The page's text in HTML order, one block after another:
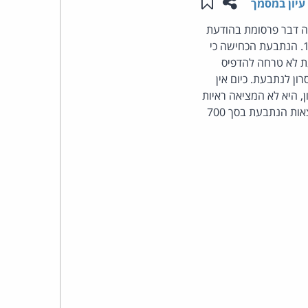
עיון במסמך
דבר פרסומת בהודעת
SMS, ללא רשותה או הסכמתה ובניגוד לסעיף 30א לחוק התקשורת (בזק ושידורים), התשמ"ב-1982. הנתבעת הכחישה כי
לא טרחה להדפיס
לנתבעת. כיום אין
לא המציאה ראיות
הקושרות את המסרון אל הנתבעת בצורה חד משמעית. דין התביעה להידחות. התובעת תישא בהוצאות הנתבעת בסך 700